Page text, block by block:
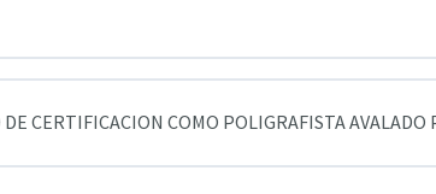
CERTIFICACION COMO POLIGRAFISTA AVALADO